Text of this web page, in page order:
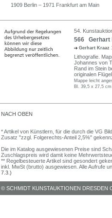
1909 Berlin – 1971 Frankfurt am Main
54.
566 Gerhart
Gerhart Kraaz
Lithografie.
Johannes von
Rand im Stein
originalen
Mappe leicht
Bl. 39,5 x 27,5
NACH OBEN
* Artikel von Künstlern, für die durch die VG
Zusatz "zzgl. Folgerechts-Anteil 2,5%"
Die im Katalog ausgewiesenen Preise sind
Zuschlagspreis wird damit keine
** Regelbesteuerte Artikel sind gesondert
inkl. MwSt (brutto) ausgewiesen. Alle Aufrufe
7.3.)
© SCHMIDT KUNSTAUKTIONEN DRESDEN